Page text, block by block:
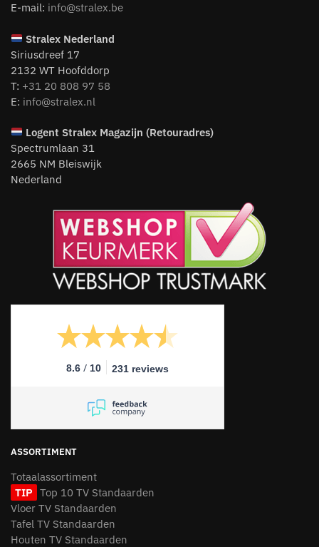
E-mail: info@stralex.be
Stralex Nederland
Siriusdreef 17
2132 WT Hoofddorp
T: +31 20 808 97 58
E: info@stralex.nl
LogentStralex Magazijn (Retouradres)
Spectrumlaan 31
2665 NM Bleiswijk
Nederland
8.6 / 10 231 reviews
ASSORTIMENT
Totaalassortiment
TIP Top 10 TV Standaarden
Vloer TV Standaarden
Tafel TV Standaarden
Houten TV Standaarden